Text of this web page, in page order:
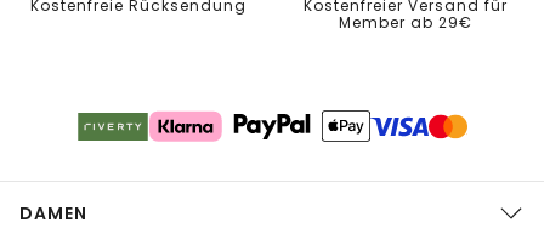
Kostenfreie Rücksendung
Kostenfreier Versand für
Member ab 29€
DAMEN